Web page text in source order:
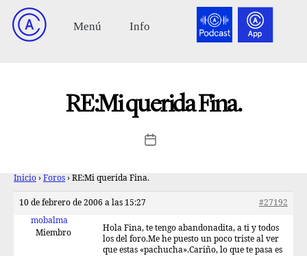
RE:Mi querida Fina.
Inicio › Foros › RE:Mi querida Fina.
10 de febrero de 2006 a las 15:27
#27192
mobalma
Miembro
Hola Fina, te tengo abandonadita, a ti y todos
los del foro.Me he puesto un poco triste al ver
que estas «pachucha».Cariño, lo que te pasa es